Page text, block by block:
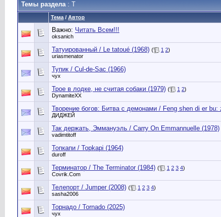
Темы раздела: Т
Тема / Автор
Важно: Читать Всем!!!
oksanich
Татуированный / Le tatoué (1968) ( 1 2)
uriasmenator
Тупик / Cul-de-Sac (1966)
чух
Трое в лодке, не считая собаки (1979) ( 1 2)
DynamiteXX
Творение богов: Битва с демонами / Feng shen di er bu:
ДИДЖЕЙ
Так держать, Эммануэль / Carry On Emmannuelle (1978)
vadimtitoff
Топкапи / Topkapi (1964)
duroff
Терминатор / The Terminator (1984) ( 1 2 3 4)
Сovrik.Com
Телепорт / Jumper (2008) ( 1 2 3 4)
sasha2006
Торнадо / Tornado (2025)
чух